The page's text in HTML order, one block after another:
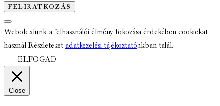
Weboldalunk a felhasználói élmény fokozása érdekében cookiekat
használ Részleteket adatkezelési tájékoztatónkban talál.
ELFOGAD
Close